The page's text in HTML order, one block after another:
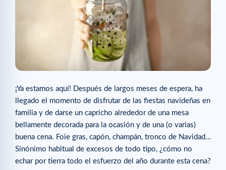
¡Ya estamos aquí! Después de largos meses de espera, ha
llegado el momento de disfrutar de las fiestas navideñas en
familia y de darse un capricho alrededor de una mesa
bellamente decorada para la ocasión y de una (o varias)
buena cena. Foie gras, capón, champán, tronco de Navidad…
Sinónimo habitual de excesos de todo tipo, ¿cómo no
echar por tierra todo el esfuerzo del año durante esta cena?